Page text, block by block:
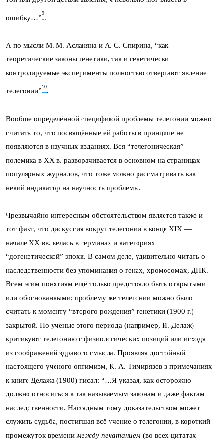
ошибку…”
9
.
А по мысли М. М. Асланяна и А. С. Спирина, “как
теоретические законы генетики, так и генетически
контролируемые эксперименты полностью отвергают явление
телегонии”
10
.
Вообще определённой спецификой проблемы телегонии можно
считать то, что посвящённые ей работы в принципе не
появляются в научных изданиях. Вся “телегоническая”
полемика в XX в. разворачивается в основном на страницах
популярных журналов, что тоже можно рассматривать как
некий индикатор на научность проблемы.
Чрезвычайно интересным обстоятельством является также и
тот факт, что дискуссия вокруг телегонии в конце XIX —
начале XX вв. велась в терминах и категориях
“догенетической” эпохи. В самом деле, удивительно читать о
наследственности без упоминания о генах, хромосомах, ДНК.
Всем этим понятиям ещё только предстояло быть открытыми
или обоснованными; проблему же телегонии можно было
считать к моменту “второго рождения” генетики (1900 г.)
закрытой. Но ученые этого периода (например, И. Делаж)
критикуют телегонию с физиологических позиций или исходя
из соображений здравого смысла. Проявляя достойный
настоящего ученого оптимизм, К. А. Тимирязев в примечаниях
к книге Делажа (1900) писал: “…Я указал, как осторожно
должно относиться к так называемым законам и даже фактам
наследственности. Наглядным тому доказательством может
служить судьба, постигшая всё учение о телегонии, в короткий
промежуток времени между печатанием (во всех цитатах